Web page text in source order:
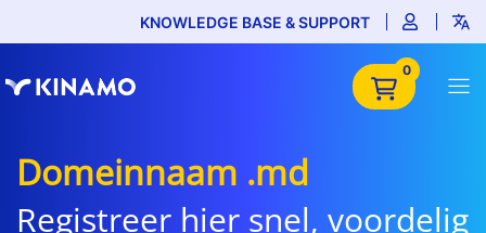
KNOWLEDGE BASE & SUPPORT
0
Domeinnaam .md
Registreer hier snel, voordelig